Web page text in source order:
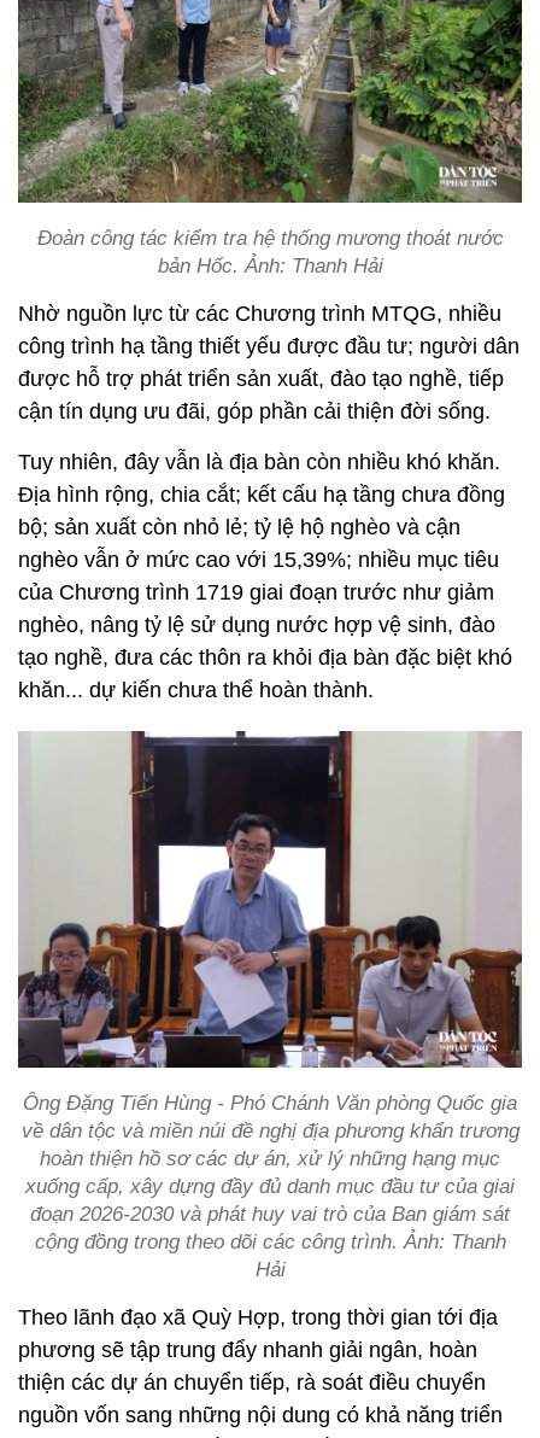
Đoàn công tác kiểm tra hệ thống mương thoát nước
bản Hốc. Ảnh: Thanh Hải
Nhờ nguồn lực từ các Chương trình MTQG, nhiều
công trình hạ tầng thiết yếu được đầu tư; người dân
được hỗ trợ phát triển sản xuất, đào tạo nghề, tiếp
cận tín dụng ưu đãi, góp phần cải thiện đời sống.
Tuy nhiên, đây vẫn là địa bàn còn nhiều khó khăn.
Địa hình rộng, chia cắt; kết cấu hạ tầng chưa đồng
bộ; sản xuất còn nhỏ lẻ; tỷ lệ hộ nghèo và cận
nghèo vẫn ở mức cao với 15,39%; nhiều mục tiêu
của Chương trình 1719 giai đoạn trước như giảm
nghèo, nâng tỷ lệ sử dụng nước hợp vệ sinh, đào
tạo nghề, đưa các thôn ra khỏi địa bàn đặc biệt khó
khăn... dự kiến chưa thể hoàn thành.
Ông Đặng Tiến Hùng - Phó Chánh Văn phòng Quốc gia
về dân tộc và miền núi đề nghị địa phương khẩn trương
hoàn thiện hồ sơ các dự án, xử lý những hạng mục
xuống cấp, xây dựng đầy đủ danh mục đầu tư của giai
đoạn 2026-2030 và phát huy vai trò của Ban giám sát
cộng đồng trong theo dõi các công trình. Ảnh: Thanh
Hải
Theo lãnh đạo xã Quỳ Hợp, trong thời gian tới địa
phương sẽ tập trung đẩy nhanh giải ngân, hoàn
thiện các dự án chuyển tiếp, rà soát điều chuyển
nguồn vốn sang những nội dung có khả năng triển